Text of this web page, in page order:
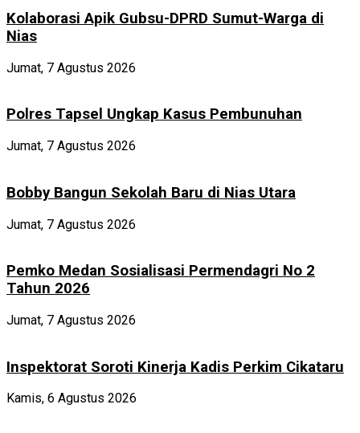
Kolaborasi Apik Gubsu-DPRD Sumut-Warga di
Nias
Jumat, 7 Agustus 2026
Polres Tapsel Ungkap Kasus Pembunuhan
Jumat, 7 Agustus 2026
Bobby Bangun Sekolah Baru di Nias Utara
Jumat, 7 Agustus 2026
Pemko Medan Sosialisasi Permendagri No 2
Tahun 2026
Jumat, 7 Agustus 2026
Inspektorat Soroti Kinerja Kadis Perkim Cikataru
Kamis, 6 Agustus 2026